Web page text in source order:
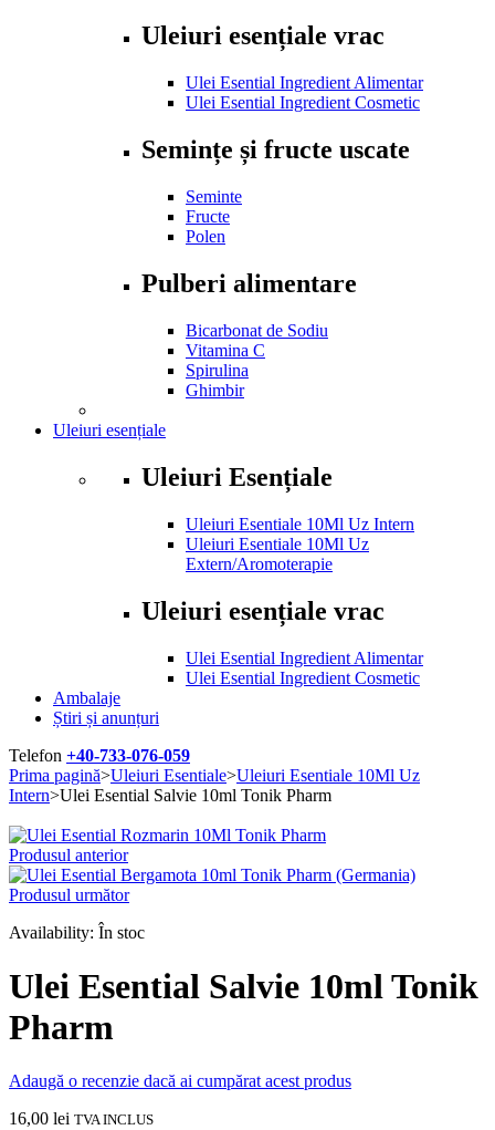
Uleiuri esențiale vrac
Ulei Esential Ingredient Alimentar
Ulei Esential Ingredient Cosmetic
Semințe și fructe uscate
Seminte
Fructe
Polen
Pulberi alimentare
Bicarbonat de Sodiu
Vitamina C
Spirulina
Ghimbir
Uleiuri esențiale
Uleiuri Esențiale
Uleiuri Esentiale 10Ml Uz Intern
Uleiuri Esentiale 10Ml Uz
Extern/Aromoterapie
Uleiuri esențiale vrac
Ulei Esential Ingredient Alimentar
Ulei Esential Ingredient Cosmetic
Ambalaje
Știri și anunțuri
Telefon +40-733-076-059
Prima pagină>Uleiuri Esentiale>Uleiuri Esentiale 10Ml Uz
Intern>Ulei Esential Salvie 10ml Tonik Pharm
Produsul anterior
Produsul următor
Availability: În stoc
Ulei Esential Salvie 10ml Tonik
Pharm
Adaugă o recenzie dacă ai cumpărat acest produs
16,00 lei TVA INCLUS